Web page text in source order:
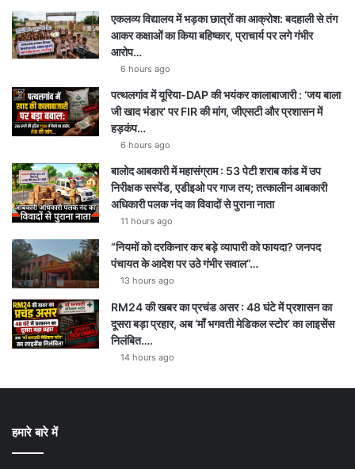
एकलव्य विद्यालय में भड़का छात्रों का आक्रोश: बदहाली से तंग
आकर कक्षाओं का किया बहिष्कार, प्राचार्य पर लगे गंभीर
आरोप…
6 hours ago
पत्थलगांव में यूरिया-DAP की भयंकर कालाबाजारी : ‘जय बाला
जी खाद भंडार’ पर FIR की मांग, जीएसटी और प्रशासन में
हड़कंप…
6 hours ago
बालोद आबकारी में महासंग्राम : 53 पेटी शराब कांड में उप
निरीक्षक सस्पेंड, एडीइओ पर गाज तय; तत्कालीन आबकारी
अधिकारी पलक नंद का विवादों से पुराना नाता
11 hours ago
“नियमों को दरकिनार कर बड़े व्यापारी को फायदा? जनपद
पंचायत के आदेश पर उठे गंभीर सवाल”…
13 hours ago
RM24 की खबर का प्रचंड असर : 48 घंटे में प्रशासन का
दूसरा बड़ा प्रहार, अब ‘माँ भगवती मेडिकल स्टोर’ का लाइसेंस
निलंबित….
14 hours ago
हमारे बारे में